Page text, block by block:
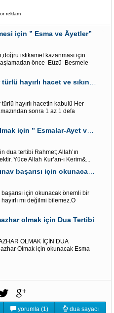
reklam
için ” Esma ve Âyetler”
istikamet kazanması için
önce Eûzü Besmele
türlü hayırlı hacetin kabulü Her
sonra 1 az 1 defa
dua tertibi Rahmet; Allah’ın
Yüce Allah Kur’an-ı Kerim&...
başarısı için okunacak önemli bir
mı değilmi bilemez.O
olmak için Dua Tertibi
OLMAK İÇİN DUA
Olmak için okunacak Esma
yorumla (1) dua sayacı